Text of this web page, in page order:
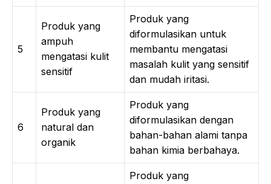
5
Produk yang
ampuh
mengatasi kulit
sensitif
Produk yang
diformulasikan untuk
membantu mengatasi
masalah kulit yang sensitif
dan mudah iritasi.
6
Produk yang
natural dan
organik
Produk yang
diformulasikan dengan
bahan-bahan alami tanpa
bahan kimia berbahaya.
Produk yang